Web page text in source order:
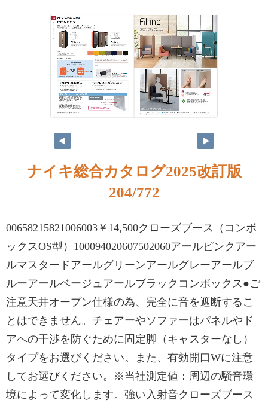
ナイキ総合カタログ2025改訂版
204/772
00658215821006003￥14,500クローズブース（コンボ
ックスOS型）100094020607502060アールピンクアー
ルマスタードアールグリーンアールグレーアールブ
ルーアールベージュアールブラックコンボックス●ご
注意天井オープン仕様の為、完全に音を遮断するこ
とはできません。チェアーやソファーはパネルやド
アへの干渉を防ぐために固定脚（キャスターなし）
タイプをお選びください。また、有効開口Wに注意
してお選びください。※当社測定値：周辺の騒音環
境によって変化します。強い入射音クローズブース